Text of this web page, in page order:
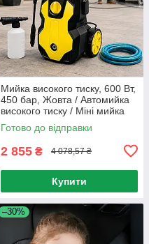
Мийка високого тиску, 600 Вт,
450 бар, Жовта / Автомийка
високого тиску / Міні мийка
для машини
Готово до відправки
2 855 ₴ 4 078,57 ₴
Купити
–30%